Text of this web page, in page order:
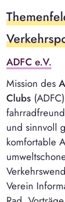
ADFC e.V.
Mission des
Clubs
und sinnvoll
komfortable
Verein